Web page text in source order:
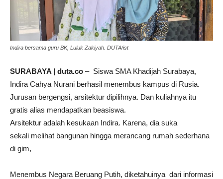
Indira bersama guru BK, Luluk Zakiyah. DUTA/ist
SURABAYA | duta.co – Siswa SMA Khadijah Surabaya,
Indira Cahya Nurani berhasil menembus kampus di Rusia.
Jurusan bergengsi, arsitektur dipilihnya. Dan kuliahnya itu
gratis alias mendapatkan beasiswa.
Arsitektur adalah kesukaan Indira. Karena, dia suka
sekali melihat bangunan hingga merancang rumah sederhana
di gim,
Menembus Negara Beruang Putih, diketahuinya dari informasi